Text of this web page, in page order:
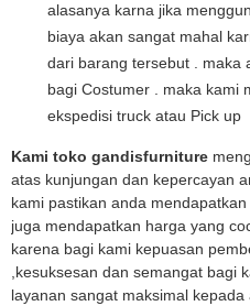
alasanya karna jika
biaya akan sangat mahal
dari barang tersebut . maka
bagi Costumer . maka kami
ekspedisi truck atau Pick up
Kami toko gandisfurniture
atas kunjungan dan kepercayan
kami pastikan anda
juga mendapatkan harga yang
karena bagi kami kepuasan
,kesuksesan dan semangat bagi
layanan sangat maksimal kepada